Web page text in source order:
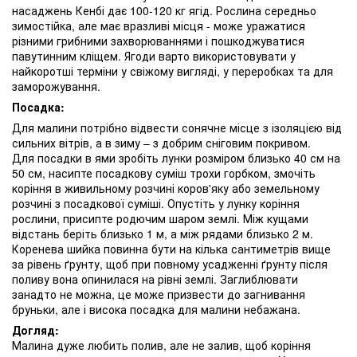
насаджень Кенбі дає 100-120 кг ягід. Рослина середньо
зимостійка, але має вразливі місця - може уражатися
різними грибними захворюваннями і пошкоджуватися
павутинним кліщем. Ягоди варто використовувати у
найкоротші терміни у свіжому вигляді, у переробках та для
заморожування.
Посадка:
Для малини потрібно відвести сонячне місце з ізоляцією від
сильних вітрів, а в зиму – з добрим сніговим покривом.
Для посадки в ями зробіть лунки розміром близько 40 см на
50 см, насипте посадкову суміш трохи горбком, змочіть
коріння в живильному розчині коров'яку або земельному
розчині з посадкової суміші. Опустіть у лунку коріння
рослини, присипте родючим шаром землі. Між кущами
відстань беріть близько 1 м, а між рядами близько 2 м.
Коренева шийка повинна бути на кілька сантиметрів вище
за рівень ґрунту, щоб при повному усадженні ґрунту після
поливу вона опинилася на рівні землі. Заглиблювати
занадто не можна, це може призвести до загнивання
бруньки, але і висока посадка для малини небажана.
Догляд:
Малина дуже любить полив, але не залив, щоб коріння